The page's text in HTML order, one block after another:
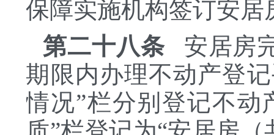
保障实施机构签订安
第二十八条安居房完
期限内办理不动产登
情况”栏分别登记不动